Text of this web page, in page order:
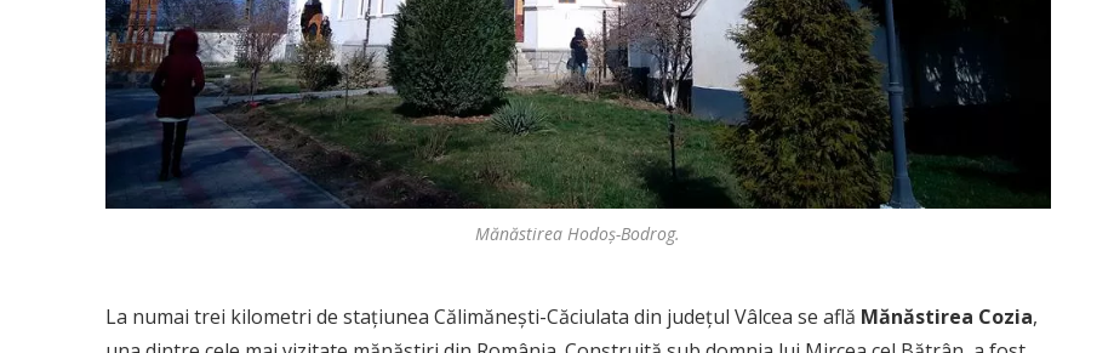
Mănăstirea Hodoș-Bodrog.
La numai trei kilometri de stațiunea Călimănești-Căciulata din județul Vâlcea se află Mănăstirea Cozia,